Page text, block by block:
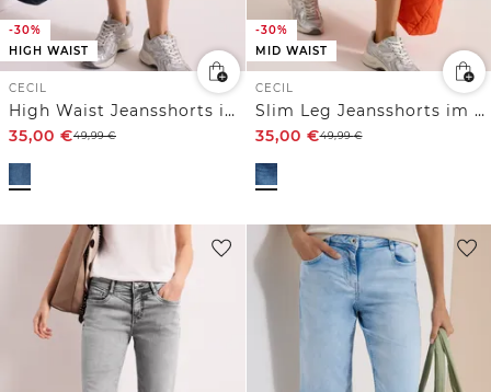
-30%
HIGH WAIST
CECIL
High Waist Jeansshorts im Loose Fit
35,00 €49,99€
-30%
MID WAIST
CECIL
Slim Leg Jeansshorts im Casual Fit
35,00 €49,99€